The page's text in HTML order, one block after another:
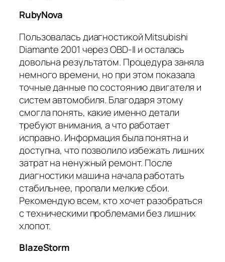
RubyNova
Пользовалась диагностикой Mitsubishi
Diamante 2001 через OBD-II и осталась
довольна результатом. Процедура заняла
немного времени, но при этом показала
точные данные по состоянию двигателя и
систем автомобиля. Благодаря этому
смогла понять, какие именно детали
требуют внимания, а что работает
исправно. Информация была понятна и
доступна, что позволило избежать лишних
затрат на ненужный ремонт. После
диагностики машина начала работать
стабильнее, пропали мелкие сбои.
Рекомендую всем, кто хочет разобраться
с техническими проблемами без лишних
хлопот.
BlazeStorm